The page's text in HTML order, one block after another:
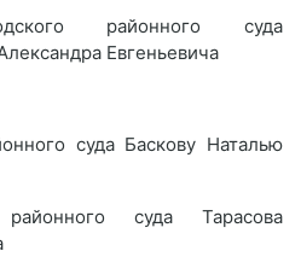
районного суда
Евгеньевича
суда Баскову Наталью
суда Тарасова